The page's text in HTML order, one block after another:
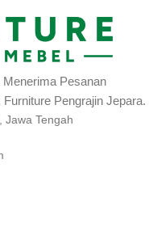
Pesanan
Pengrajin Jepara.
Jawa Tengah